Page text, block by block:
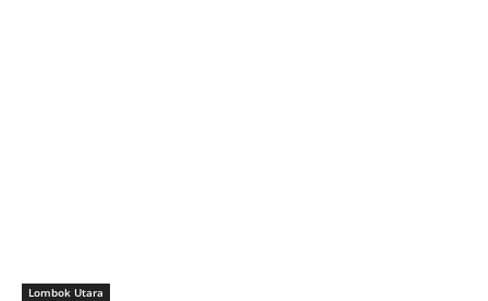
Lombok Utara